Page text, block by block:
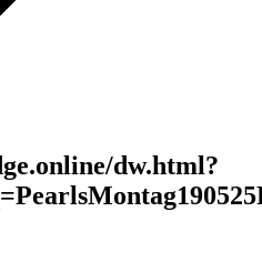
dw.html?